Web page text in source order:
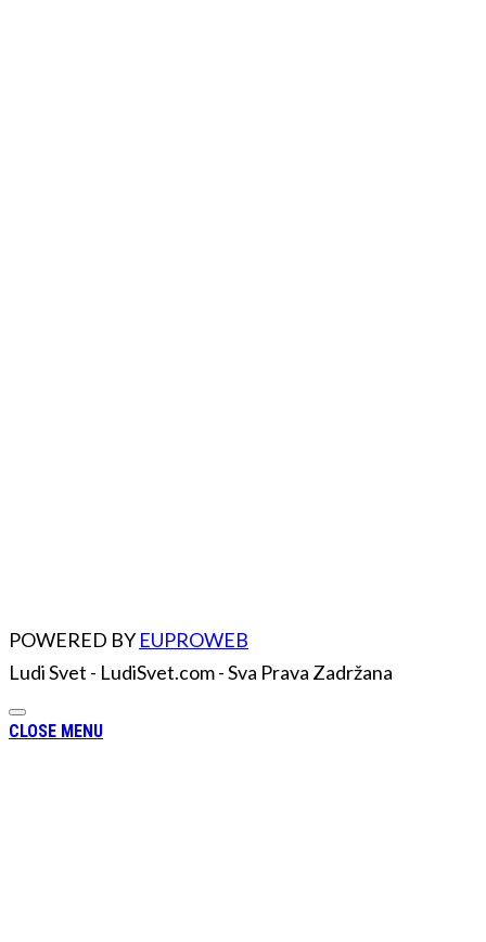
POWERED BYEUPROWEB
Ludi Svet - LudiSvet.com - Sva Prava Zadržana
CLOSE MENU